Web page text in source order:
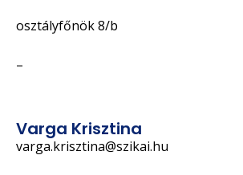
osztályfőnök 8/b
–
Varga Krisztina
varga.krisztina@szikai.hu